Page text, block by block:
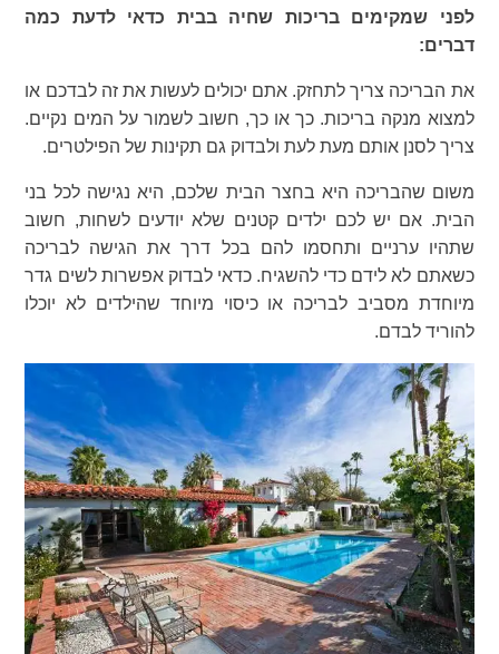
לפני שמקימים בריכות שחיה בבית כדאי לדעת כמה
דברים:
את הבריכה צריך לתחזק. אתם יכולים לעשות את זה לבדכם או
למצוא מנקה בריכות. כך או כך, חשוב לשמור על המים נקיים.
צריך לסנן אותם מעת לעת ולבדוק גם תקינות של הפילטרים.
משום שהבריכה היא בחצר הבית שלכם, היא נגישה לכל בני
הבית. אם יש לכם ילדים קטנים שלא יודעים לשחות, חשוב
שתהיו ערניים ותחסמו להם בכל דרך את הגישה לבריכה
כשאתם לא לידם כדי להשגיח. כדאי לבדוק אפשרות לשים גדר
מיוחדת מסביב לבריכה או כיסוי מיוחד שהילדים לא יוכלו
להוריד לבדם.